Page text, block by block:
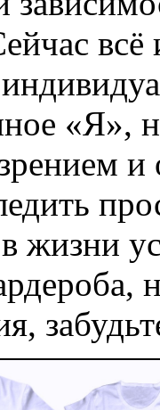
всё
«Я»,
и
жизни